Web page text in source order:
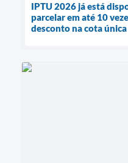
IPTU 2026 já está
parcelar em até 10
desconto na cota única